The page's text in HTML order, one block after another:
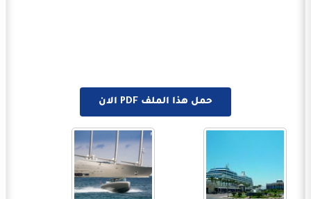
حمل هذا الملف PDF الان